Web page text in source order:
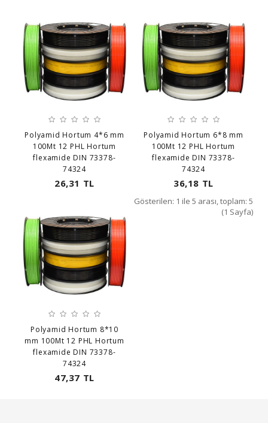
Polyamid Hortum 4*6 mm
100Mt 12 PHL Hortum
flexamide DIN 73378-
74324
26,31 TL
Polyamid Hortum 6*8 mm
100Mt 12 PHL Hortum
flexamide DIN 73378-
74324
36,18 TL
Polyamid Hortum 8*10
mm 100Mt 12 PHL Hortum
flexamide DIN 73378-
74324
47,37 TL
Gösterilen: 1 ile 5 arası, toplam: 5
(1 Sayfa)